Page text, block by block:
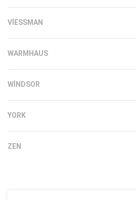
VIESSMAN
WARMHAUS
WINDSOR
YORK
ZEN